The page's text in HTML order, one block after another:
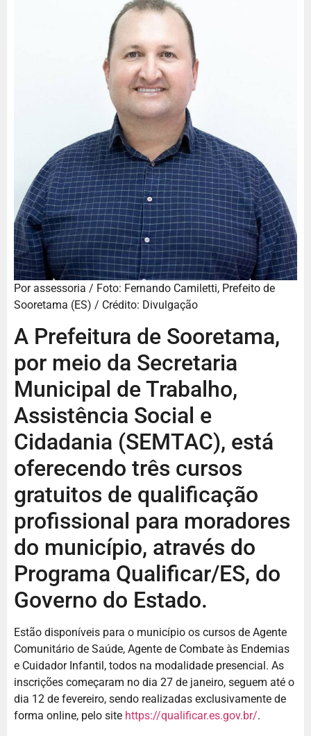
Por assessoria / Foto: Fernando Camiletti, Prefeito de
Sooretama (ES) / Crédito: Divulgação
A Prefeitura de Sooretama,
por meio da Secretaria
Municipal de Trabalho,
Assistência Social e
Cidadania (SEMTAC), está
oferecendo três cursos
gratuitos de qualificação
profissional para moradores
do município, através do
Programa Qualificar/ES, do
Governo do Estado.
Estão disponíveis para o município os cursos de Agente
Comunitário de Saúde, Agente de Combate às Endemias
e Cuidador Infantil, todos na modalidade presencial. As
inscrições começaram no dia 27 de janeiro, seguem até o
dia 12 de fevereiro, sendo realizadas exclusivamente de
forma online, pelo site https://qualificar.es.gov.br/.